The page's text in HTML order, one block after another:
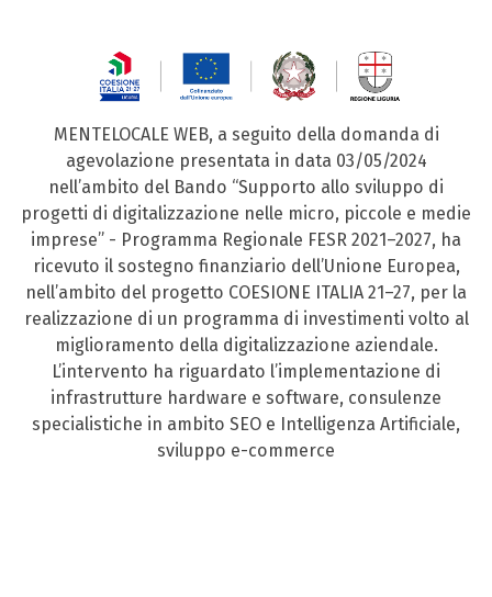
MENTELOCALE WEB, a seguito della domanda di
agevolazione presentata in data 03/05/2024
nell’ambito del Bando “Supporto allo sviluppo di
progetti di digitalizzazione nelle micro, piccole e medie
imprese” - Programma Regionale FESR 2021–2027, ha
ricevuto il sostegno finanziario dell’Unione Europea,
nell’ambito del progetto COESIONE ITALIA 21–27, per la
realizzazione di un programma di investimenti volto al
miglioramento della digitalizzazione aziendale.
L’intervento ha riguardato l’implementazione di
infrastrutture hardware e software, consulenze
specialistiche in ambito SEO e Intelligenza Artificiale,
sviluppo e-commerce